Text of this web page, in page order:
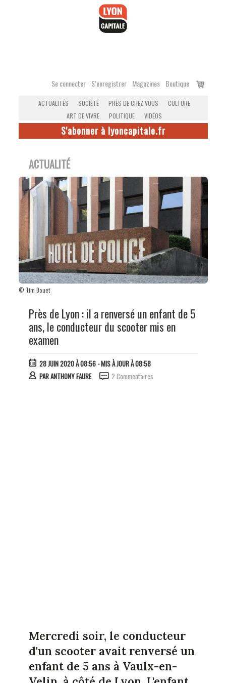
Se connecter S’enregistrer Magazines Boutique
Voir
ACTUALITÉS SOCIÉTÉ PRÈS DE CHEZ VOUS
CULTURE
ART DE VIVRE
POLITIQUE VIDÉOS
S'abonner à lyoncapitale.fr
ACTUALITÉ
© Tim Douet
Près de Lyon : il a renversé un enfant de 5
ans, le conducteur du scooter mis en
examen
28 JUIN 2020 À 08:56- MIS À JOUR À 08:58
PARANTHONY FAURE 2 Commentaires
Mercredi soir, le conducteur
d'un scooter avait renversé un
enfant de 5 ans à Vaulx-en-